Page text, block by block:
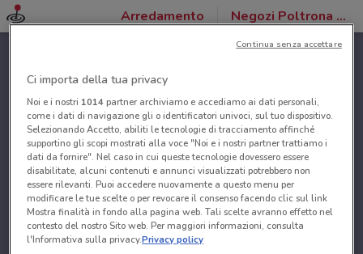
Arredamento Negozi Poltrona Frau
Ci importa della tua privacy
Noi e i nostri 1014partner archiviamo e accediamo ai dati personali,
come i dati di navigazione gli o identificatori univoci, sul tuo dispositivo.
Selezionando Accetto, abiliti le tecnologie di tracciamento affinché
supportino gli scopi mostrati alla voce "Noi e i nostri partner trattiamo i
dati da fornire". Nel caso in cui queste tecnologie dovessero essere
disabilitate, alcuni contenuti e annunci visualizzati potrebbero non
essere rilevanti. Puoi accedere nuovamente a questo menu per
modificare le tue scelte o per revocare il consenso facendo clic sul link
Mostra finalità in fondo alla pagina web. Tali scelte avranno effetto nel
contesto del nostro Sito web. Per maggiori informazioni, consulta
l'Informativa sulla privacy.Privacy policy
Continua senza accettare